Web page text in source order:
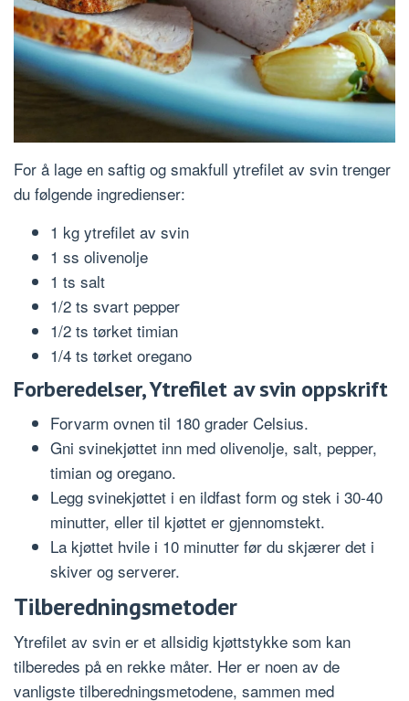
For å lage en saftig og smakfull ytrefilet av svin trenger
du følgende ingredienser:
1 kg ytrefilet av svin
1 ss olivenolje
1 ts salt
1/2 ts svart pepper
1/2 ts tørket timian
1/4 ts tørket oregano
Forberedelser, Ytrefilet av svin oppskrift
Forvarm ovnen til 180 grader Celsius.
Gni svinekjøttet inn med olivenolje, salt, pepper,
timian og oregano.
Legg svinekjøttet i en ildfast form og stek i 30-40
minutter, eller til kjøttet er gjennomstekt.
La kjøttet hvile i 10 minutter før du skjærer det i
skiver og serverer.
Tilberedningsmetoder
Ytrefilet av svin er et allsidig kjøttstykke som kan
tilberedes på en rekke måter. Her er noen av de
vanligste tilberedningsmetodene, sammen med